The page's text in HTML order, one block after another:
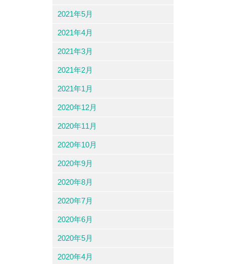
2021年5月
2021年4月
2021年3月
2021年2月
2021年1月
2020年12月
2020年11月
2020年10月
2020年9月
2020年8月
2020年7月
2020年6月
2020年5月
2020年4月